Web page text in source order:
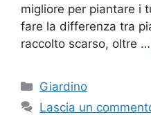
migliore per piantare i
fare la differenza tra
raccolto scarso, oltre …
Categorie
Giardino
Lascia un